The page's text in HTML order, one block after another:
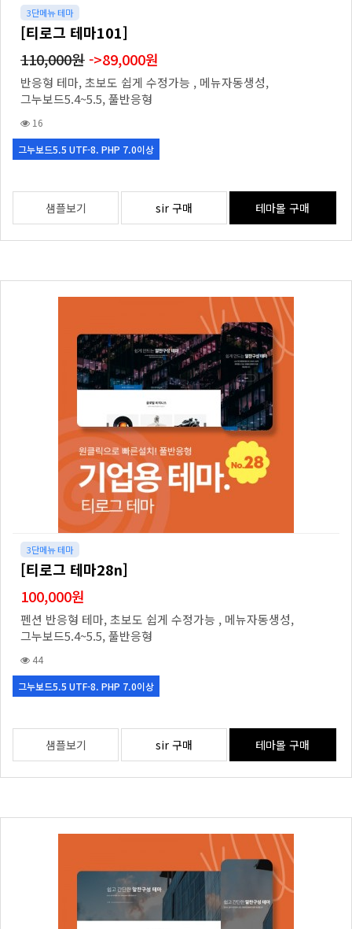
3단메뉴 테마
[티로그 테마101]
110,000원->89,000원
반응형 테마, 초보도 쉽게 수정가능 , 메뉴자동생성,
그누보드5.4~5.5, 풀반응형
16
그누보드5.5 UTF-8. PHP 7.0이상
샘플보기 sir 구매 테마몰 구매
3단메뉴 테마
[티로그 테마28n]
100,000원
펜션 반응형 테마, 초보도 쉽게 수정가능 , 메뉴자동생성,
그누보드5.4~5.5, 풀반응형
44
그누보드5.5 UTF-8. PHP 7.0이상
샘플보기 sir 구매 테마몰 구매